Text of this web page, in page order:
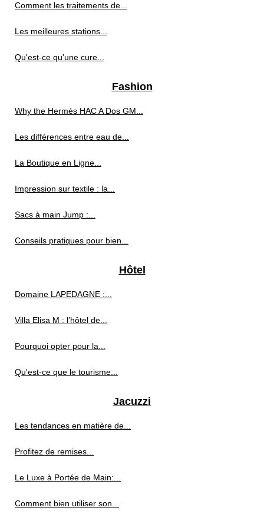
Comment les traitements de...
Les meilleures stations...
Qu'est-ce qu'une cure...
Fashion
Why the Hermès HAC A Dos GM...
Les différences entre eau de...
La Boutique en Ligne...
Impression sur textile : la...
Sacs à main Jump :...
Conseils pratiques pour bien...
Hôtel
Domaine LAPEDAGNE :...
Villa Elisa M : l’hôtel de...
Pourquoi opter pour la...
Qu'est-ce que le tourisme...
Jacuzzi
Les tendances en matière de...
Profitez de remises...
Le Luxe à Portée de Main:...
Comment bien utiliser son...